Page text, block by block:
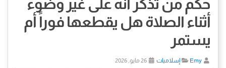
حكم من تذكر أنه على غير وضوء
أثناء الصلاة هل يقطعها فوراً أم
يستمر
Emy إسلاميات